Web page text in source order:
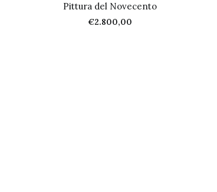
Pittura del Novecento
€2.800,00